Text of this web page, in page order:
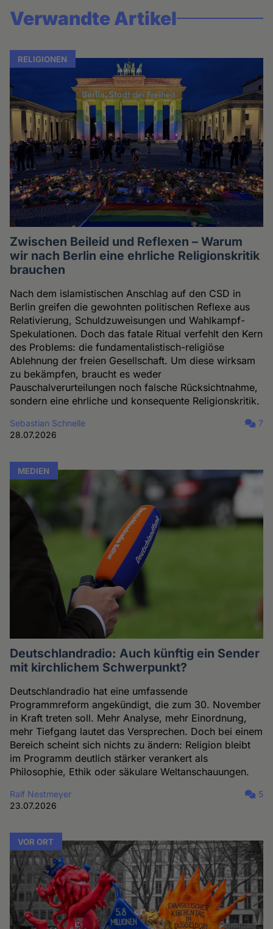
Verwandte Artikel
RELIGIONEN
Zwischen Beileid und Reflexen – Warum
wir nach Berlin eine ehrliche Religionskritik
brauchen
Nach dem islamistischen Anschlag auf den CSD in
Berlin greifen die gewohnten politischen Reflexe aus
Relativierung, Schuldzuweisungen und Wahlkampf-
Spekulationen. Doch das fatale Ritual verfehlt den Kern
des Problems: die fundamentalistisch-religiöse
Ablehnung der freien Gesellschaft. Um diese wirksam
zu bekämpfen, braucht es weder
Pauschalverurteilungen noch falsche Rücksichtnahme,
sondern eine ehrliche und konsequente Religionskritik.
Sebastian Schnelle
28.07.2026
7
MEDIEN
Deutschlandradio: Auch künftig ein Sender
mit kirchlichem Schwerpunkt?
Deutschlandradio hat eine umfassende
Programmreform angekündigt, die zum 30. November
in Kraft treten soll. Mehr Analyse, mehr Einordnung,
mehr Tiefgang lautet das Versprechen. Doch bei einem
Bereich scheint sich nichts zu ändern: Religion bleibt
im Programm deutlich stärker verankert als
Philosophie, Ethik oder säkulare Weltanschauungen.
Ralf Nestmeyer
23.07.2026
5
VOR ORT